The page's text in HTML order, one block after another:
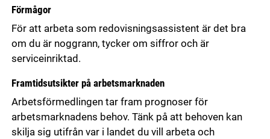
Förmågor
För att arbeta som redovisningsassistent är det bra
om du är noggrann, tycker om siffror och är
serviceinriktad.
Framtidsutsikter på arbetsmarknaden
Arbetsförmedlingen tar fram prognoser för
arbetsmarknadens behov. Tänk på att behoven kan
skilja sig utifrån var i landet du vill arbeta och